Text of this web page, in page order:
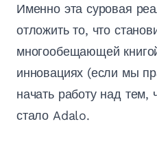
Именно эта суровая
отложить то, что
многообещающей
инновациях (если мы
начать работу над тем,
стало Adalo.